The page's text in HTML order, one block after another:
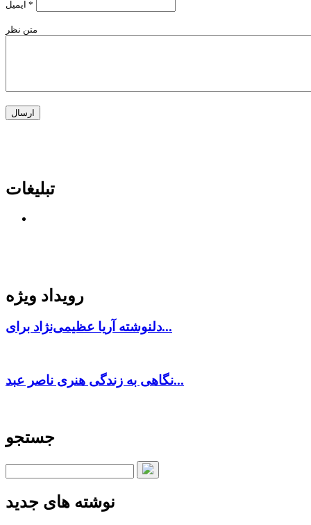
*
متن نظر
تبلیغات
رویداد ویژه
دلنوشته آریا عظیمی‌نژاد برای...
نگاهی به زندگی هنری ناصر عبد...
جستجو
نوشته های جدید